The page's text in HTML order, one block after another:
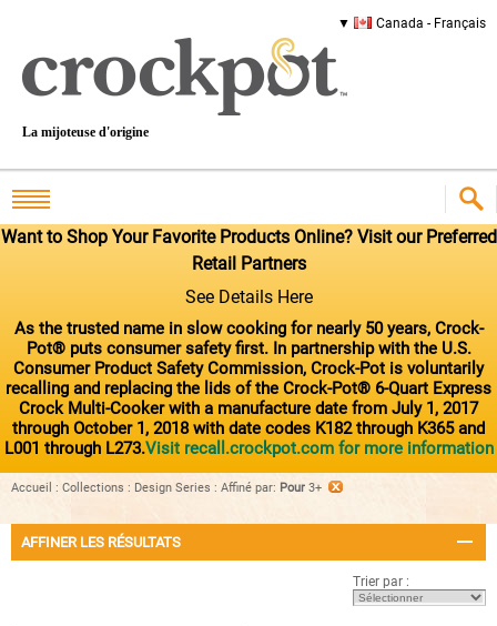
Canada - Français
La mijoteuse d'origine
Want to Shop Your Favorite Products Online? Visit our Preferred
Retail Partners
See Details Here
As the trusted name in slow cooking for nearly 50 years, Crock-
Pot® puts consumer safety first. In partnership with the U.S.
Consumer Product Safety Commission, Crock-Pot is voluntarily
recalling and replacing the lids of the Crock-Pot® 6-Quart Express
Crock Multi-Cooker with a manufacture date from July 1, 2017
through October 1, 2018 with date codes K182 through K365 and
L001 through L273.Visit recall.crockpot.com for more information
Accueil : Collections : Design Series : Affiné par: Pour 3+
AFFINER LES RÉSULTATS
Trier par :